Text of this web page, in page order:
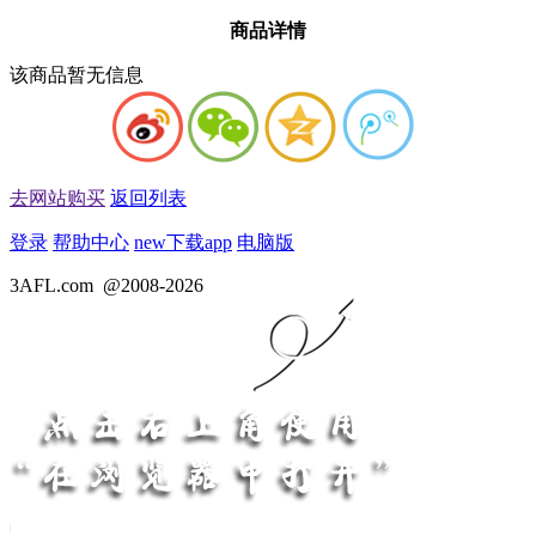
商品详情
该商品暂无信息
去网站购买 返回列表
登录 帮助中心 new下载app 电脑版
3AFL.com @2008-2026